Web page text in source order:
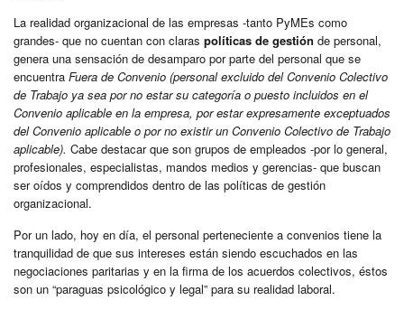
La realidad organizacional de las empresas -tanto PyMEs como
grandes- que no cuentan con claras políticas de gestión de personal,
genera una sensación de desamparo por parte del personal que se
encuentra Fuera de Convenio (personal excluido del Convenio Colectivo
de Trabajo ya sea por no estar su categoría o puesto incluidos en el
Convenio aplicable en la empresa, por estar expresamente exceptuados
del Convenio aplicable o por no existir un Convenio Colectivo de Trabajo
aplicable). Cabe destacar que son grupos de empleados -por lo general,
profesionales, especialistas, mandos medios y gerencias- que buscan
ser oídos y comprendidos dentro de las políticas de gestión
organizacional.
Por un lado, hoy en día, el personal perteneciente a convenios tiene la
tranquilidad de que sus intereses están siendo escuchados en las
negociaciones paritarias y en la firma de los acuerdos colectivos, éstos
son un “paraguas psicológico y legal” para su realidad laboral.